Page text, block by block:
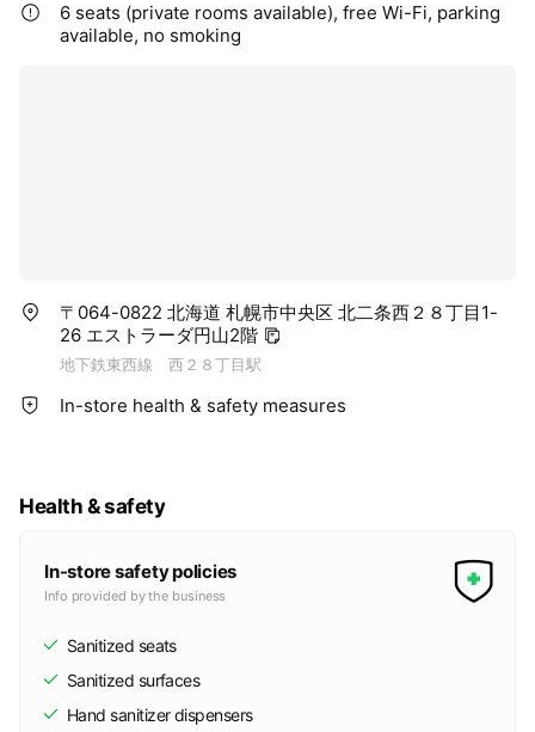
6 seats (private rooms available), free Wi-Fi, parking
available, no smoking
〒064-0822 北海道 札幌市中央区 北二条西２８丁目1-
26 エストラーダ円山2階
地下鉄東西線 西２８丁目駅
In-store health & safety measures
Health & safety
In-store safety policies
Info provided by the business
Sanitized seats
Sanitized surfaces
Hand sanitizer dispensers